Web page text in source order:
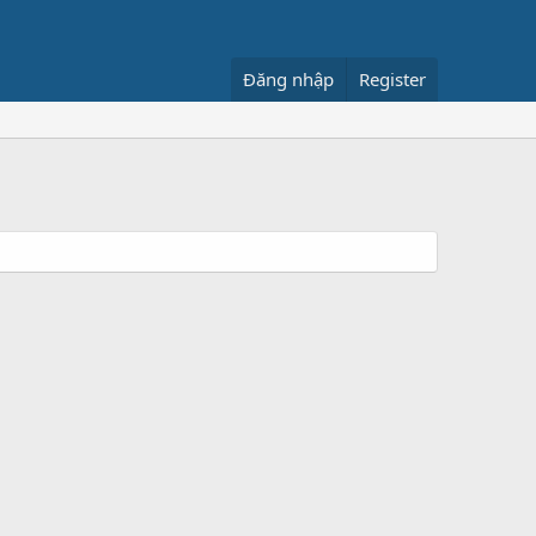
Đăng nhập Register